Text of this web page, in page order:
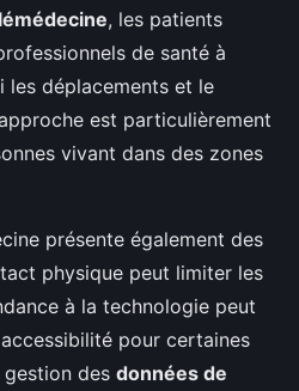
, les patients
de santé à
les déplacements et le
est particulièrement
vivant dans des zones
présente également des
physique peut limiter les
à la technologie peut
pour certaines
des données de